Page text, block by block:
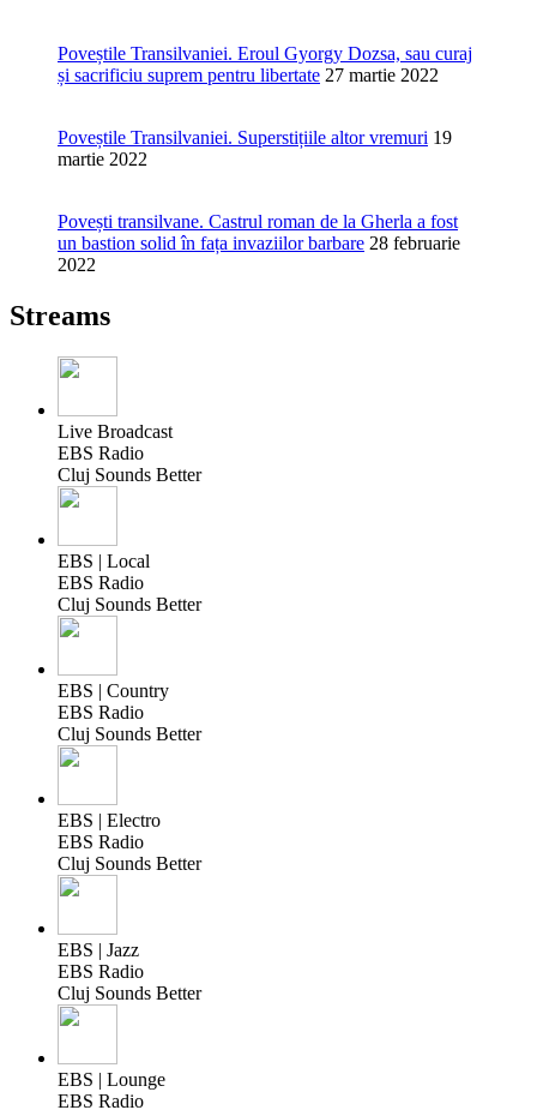
Poveștile Transilvaniei. Eroul Gyorgy Dozsa, sau curaj
și sacrificiu suprem pentru libertate 27 martie 2022
Poveștile Transilvaniei. Superstițiile altor vremuri 19
martie 2022
Povești transilvane. Castrul roman de la Gherla a fost
un bastion solid în fața invaziilor barbare 28 februarie
2022
Streams
Live Broadcast
EBS Radio
Cluj Sounds Better
EBS | Local
EBS Radio
Cluj Sounds Better
EBS | Country
EBS Radio
Cluj Sounds Better
EBS | Electro
EBS Radio
Cluj Sounds Better
EBS | Jazz
EBS Radio
Cluj Sounds Better
EBS | Lounge
EBS Radio